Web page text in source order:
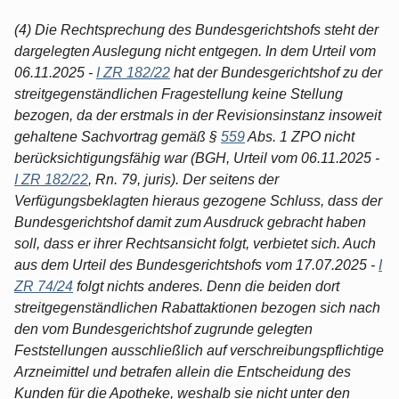
(4) Die Rechtsprechung des Bundesgerichtshofs steht der
dargelegten Auslegung nicht entgegen. In dem Urteil vom
06.11.2025 - I ZR 182/22 hat der Bundesgerichtshof zu der
streitgegenständlichen Fragestellung keine Stellung
bezogen, da der erstmals in der Revisionsinstanz insoweit
gehaltene Sachvortrag gemäß § 559Abs. 1 ZPO nicht
berücksichtigungsfähig war (BGH, Urteil vom 06.11.2025 -
I ZR 182/22, Rn. 79, juris). Der seitens der
Verfügungsbeklagten hieraus gezogene Schluss, dass der
Bundesgerichtshof damit zum Ausdruck gebracht haben
soll, dass er ihrer Rechtsansicht folgt, verbietet sich. Auch
aus dem Urteil des Bundesgerichtshofs vom 17.07.2025 - I
ZR 74/24 folgt nichts anderes. Denn die beiden dort
streitgegenständlichen Rabattaktionen bezogen sich nach
den vom Bundesgerichtshof zugrunde gelegten
Feststellungen ausschließlich auf verschreibungspflichtige
Arzneimittel und betrafen allein die Entscheidung des
Kunden für die Apotheke, weshalb sie nicht unter den